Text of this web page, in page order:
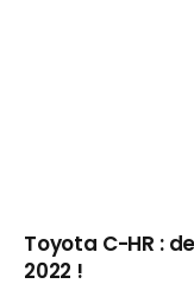
Toyota C-HR :
2022 !